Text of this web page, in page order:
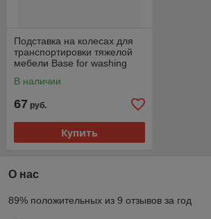
Подставка на колесах для
транспортировки тяжелой
мебели Base for washing
В наличии
67 руб.
Купить
О нас
89% положительных из 9 отзывов за год